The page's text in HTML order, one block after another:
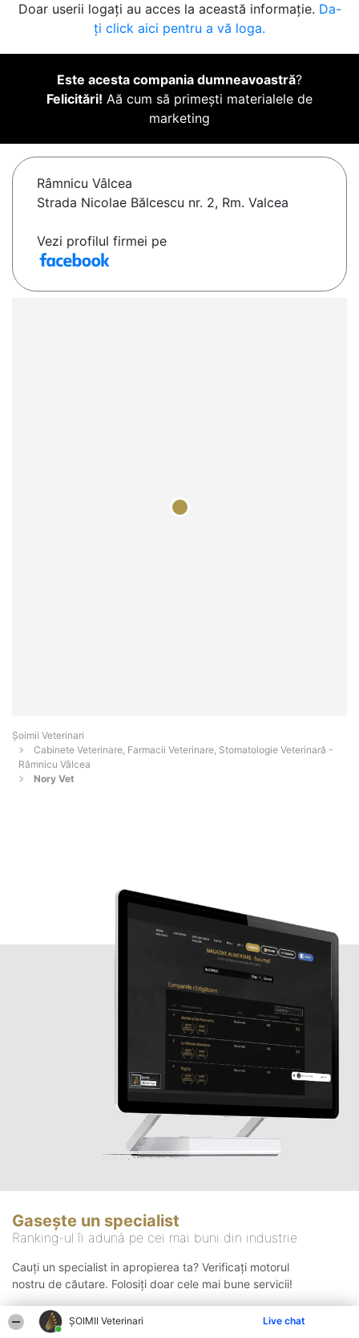
ȘOIMII Veterinari Live chat
Doar userii logați au acces la această informație. Da-
ți click aici pentru a vă loga.
Este acesta compania dumneavoastră?
Felicitări! Aă cum să primești materialele de
marketing
Râmnicu Vâlcea
Strada Nicolae Bălcescu nr. 2, Rm. Valcea
Vezi profilul firmei pe
Șoimii Veterinari
Cabinete Veterinare, Farmacii Veterinare, Stomatologie Veterinară -
Râmnicu Vâlcea
Nory Vet
Gasește un specialist
Ranking-ul îi adună pe cei mai buni din industrie
Cauți un specialist in apropierea ta? Verificați motorul
nostru de căutare. Folosiți doar cele mai bune servicii!